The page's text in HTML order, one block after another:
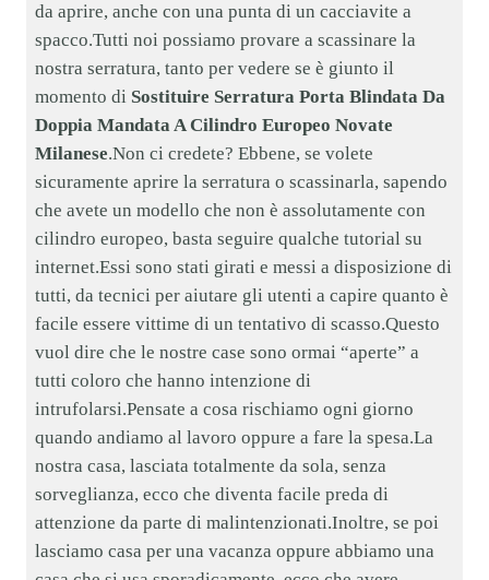
da aprire, anche con una punta di un cacciavite a
spacco.Tutti noi possiamo provare a scassinare la
nostra serratura, tanto per vedere se è giunto il
momento di Sostituire Serratura Porta Blindata Da
Doppia Mandata A Cilindro Europeo Novate
Milanese.Non ci credete? Ebbene, se volete
sicuramente aprire la serratura o scassinarla, sapendo
che avete un modello che non è assolutamente con
cilindro europeo, basta seguire qualche tutorial su
internet.Essi sono stati girati e messi a disposizione di
tutti, da tecnici per aiutare gli utenti a capire quanto è
facile essere vittime di un tentativo di scasso.Questo
vuol dire che le nostre case sono ormai “aperte” a
tutti coloro che hanno intenzione di
intrufolarsi.Pensate a cosa rischiamo ogni giorno
quando andiamo al lavoro oppure a fare la spesa.La
nostra casa, lasciata totalmente da sola, senza
sorveglianza, ecco che diventa facile preda di
attenzione da parte di malintenzionati.Inoltre, se poi
lasciamo casa per una vacanza oppure abbiamo una